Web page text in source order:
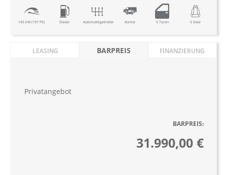
145 kW (197 PS) Diesel Automatikgetriebe Kombi 5 Türen 5 Sitze
LEASING BARPREIS FINANZIERUNG
Privatangebot
BARPREIS:
31.990,00 €